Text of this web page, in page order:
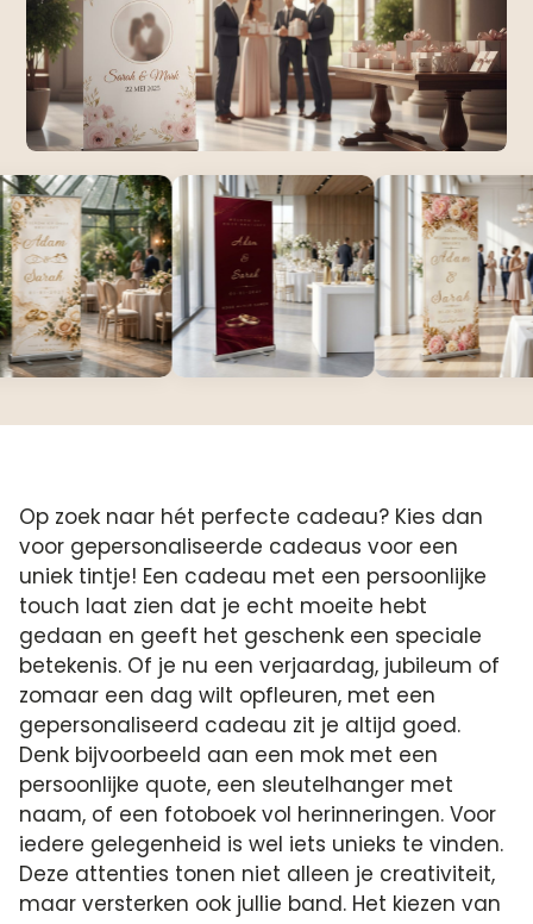
Op zoek naar hét perfecte cadeau? Kies dan
voor gepersonaliseerde cadeaus voor een
uniek tintje! Een cadeau met een persoonlijke
touch laat zien dat je echt moeite hebt
gedaan en geeft het geschenk een speciale
betekenis. Of je nu een verjaardag, jubileum of
zomaar een dag wilt opfleuren, met een
gepersonaliseerd cadeau zit je altijd goed.
Denk bijvoorbeeld aan een mok met een
persoonlijke quote, een sleutelhanger met
naam, of een fotoboek vol herinneringen. Voor
iedere gelegenheid is wel iets unieks te vinden.
Deze attenties tonen niet alleen je creativiteit,
maar versterken ook jullie band. Het kiezen van